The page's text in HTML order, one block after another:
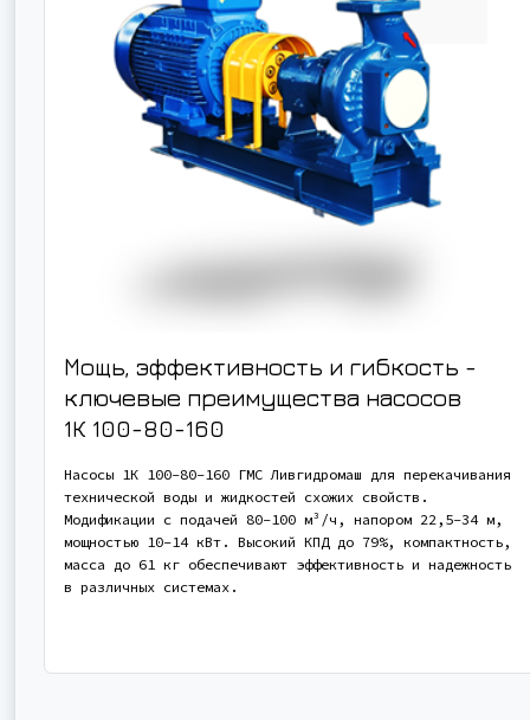
Мощь, эффективность и гибкость -
ключевые преимущества насосов
1К 100-80-160
Насосы 1К 100-80-160 ГМС Ливгидромаш для перекачивания
технической воды и жидкостей схожих свойств.
Модификации с подачей 80-100 м³/ч, напором 22,5-34 м,
мощностью 10-14 кВт. Высокий КПД до 79%, компактность,
масса до 61 кг обеспечивают эффективность и надежность
в различных системах.